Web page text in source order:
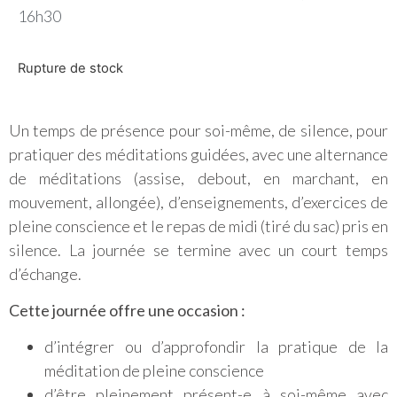
16h30
Rupture de stock
Un temps de présence pour soi-même, de silence, pour
pratiquer des méditations guidées, avec une alternance
de méditations (assise, debout, en marchant, en
mouvement, allongée), d’enseignements, d’exercices de
pleine conscience et le repas de midi (tiré du sac) pris en
silence. La journée se termine avec un court temps
d’échange.
Cette journée offre une occasion :
d’intégrer ou d’approfondir la pratique de la
méditation de pleine conscience